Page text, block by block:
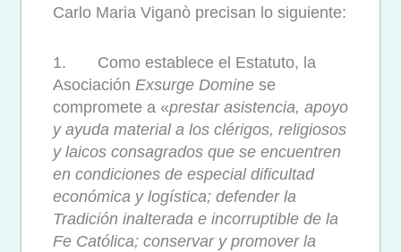
Carlo Maria Viganò precisan lo siguiente:
1. Como establece el Estatuto, la
Asociación Exsurge Domine se
compromete a «prestar asistencia, apoyo
y ayuda material a los clérigos, religiosos
y laicos consagrados que se encuentren
en condiciones de especial dificultad
económica y logística; defender la
Tradición inalterada e incorruptible de la
Fe Católica; conservar y promover la